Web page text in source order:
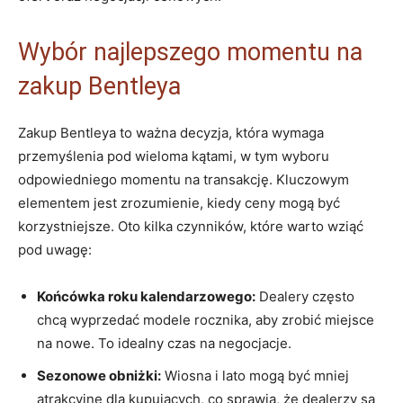
Wybór najlepszego momentu na
zakup Bentleya
Zakup Bentleya to ważna decyzja, która wymaga
przemyślenia pod wieloma ​kątami, ​w tym wyboru
odpowiedniego momentu na transakcję.​ Kluczowym
elementem jest zrozumienie, ​kiedy ⁢ceny mogą być
korzystniejsze. Oto kilka czynników,⁢ które warto ⁤wziąć
pod uwagę:
Końcówka roku kalendarzowego: Dealery ​często
chcą​ wyprzedać modele rocznika, aby zrobić miejsce
⁤na nowe. To idealny czas na negocjacje.
Sezonowe obniżki: Wiosna i lato mogą być mniej
atrakcyjne dla ​kupujących, co ⁣sprawia, że dealerzy są